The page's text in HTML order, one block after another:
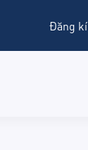
Đăng kí